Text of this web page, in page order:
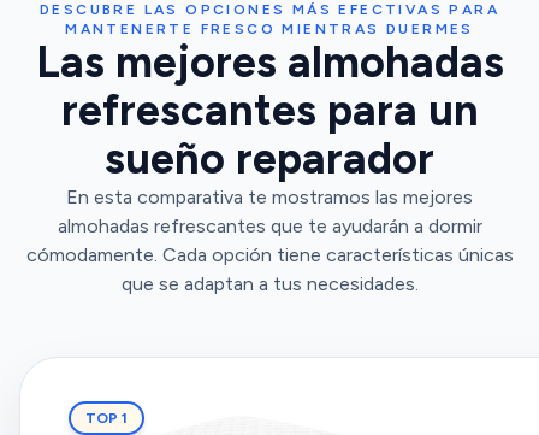
DESCUBRE LAS OPCIONES MÁS EFECTIVAS PARA
MANTENERTE FRESCO MIENTRAS DUERMES
Las mejores almohadas
refrescantes para un
sueño reparador
En esta comparativa te mostramos las mejores
almohadas refrescantes que te ayudarán a dormir
cómodamente. Cada opción tiene características únicas
que se adaptan a tus necesidades.
TOP 1